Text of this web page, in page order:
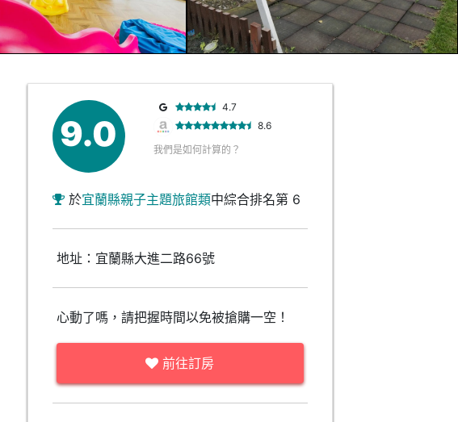
9.0
4.7
8.6
我們是如何計算的？
於宜蘭縣親子主題旅館類中綜合排名第 6
地址：宜蘭縣大進二路66號
心動了嗎，請把握時間以免被搶購一空！
前往訂房